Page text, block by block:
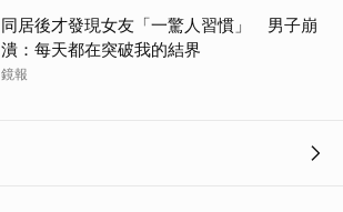
同居後才發現女友「一驚人習慣」 男子崩
潰：每天都在突破我的結界
鏡報